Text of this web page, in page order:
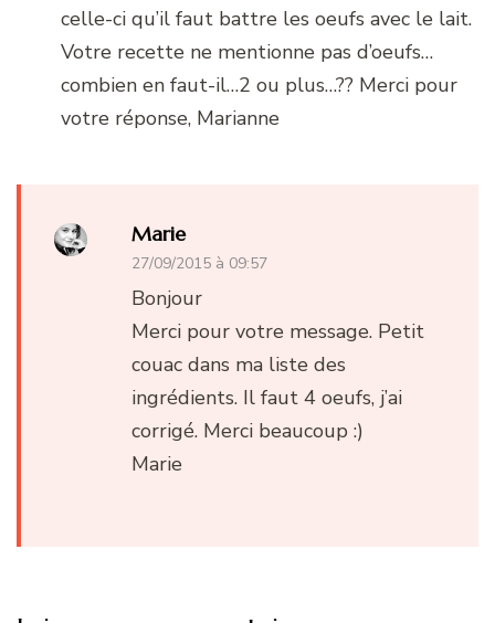
celle-ci qu’il faut battre les oeufs avec le lait.
Votre recette ne mentionne pas d’oeufs…
combien en faut-il…2 ou plus…?? Merci pour
votre réponse, Marianne
Marie
27/09/2015 à 09:57
Bonjour
Merci pour votre message. Petit
couac dans ma liste des
ingrédients. Il faut 4 oeufs, j’ai
corrigé. Merci beaucoup :)
Marie